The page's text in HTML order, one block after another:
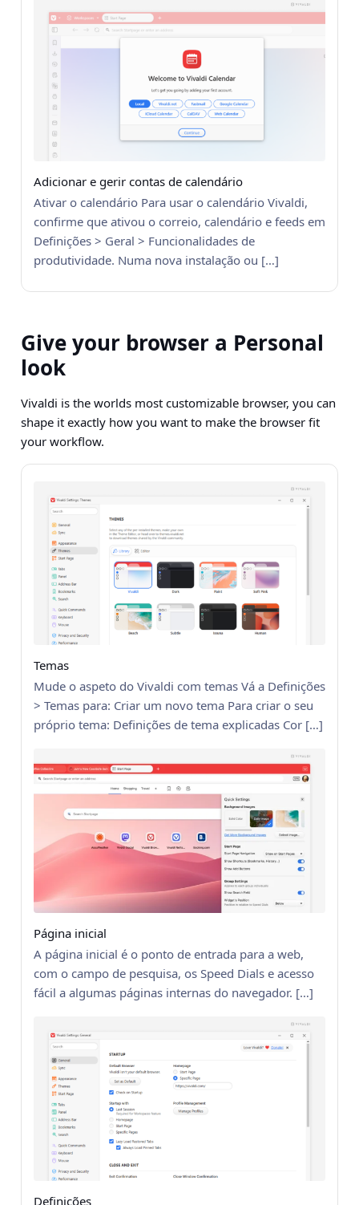
Adicionar e gerir contas de calendário
Ativar o calendário Para usar o calendário Vivaldi,
confirme que ativou o correio, calendário e feeds em
Definições > Geral > Funcionalidades de
produtividade. Numa nova instalação ou […]
Give your browser a Personal
look
Vivaldi is the worlds most customizable browser, you can
shape it exactly how you want to make the browser fit
your workflow.
Temas
Mude o aspeto do Vivaldi com temas Vá a Definições
> Temas para: Criar um novo tema Para criar o seu
próprio tema: Definições de tema explicadas Cor […]
Página inicial
A página inicial é o ponto de entrada para a web,
com o campo de pesquisa, os Speed Dials e acesso
fácil a algumas páginas internas do navegador. […]
Definições